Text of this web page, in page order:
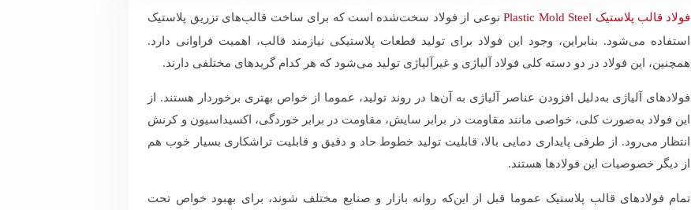
نیلوفر قنبری
فولاد قالب پلاستیک Plastic Mold Steel
نوعی از فولاد سخت‌شده است که برای ساخت قالب‌های تزریق پلاستیک
استفاده می‌شود. بنابراین، وجود این فولاد برای تولید قطعات پلاستیکی نیازمند قالب، اهمیت فراوانی دارد.
همچنین، این فولاد در دو دسته کلی فولاد آلیاژی و غیرآلیاژی تولید می‌شود که هر کدام گریدهای مختلفی دارند.
فولادهای آلیاژی به‌دلیل افزودن عناصر آلیاژی به‌ آن‌ها در روند تولید، عموما از خواص بهتری برخوردار هستند. از
این فولاد به‌صورت کلی، خواصی مانند مقاومت در برابر سایش، مقاومت در برابر خوردگی، اکسیداسیون و کرنش
انتظار می‌رود. از طرفی پایداری دمایی بالا، قابلیت تولید خطوط حاد و دقیق و قابلیت تراشکاری بسیار خوب هم
از دیگر خصوصیات این فولادها هستند.
تمام فولادهای قالب پلاستیک عموما قبل از این‌که روانه بازار و صنایع مختلف شوند، برای بهبود خواص تحت